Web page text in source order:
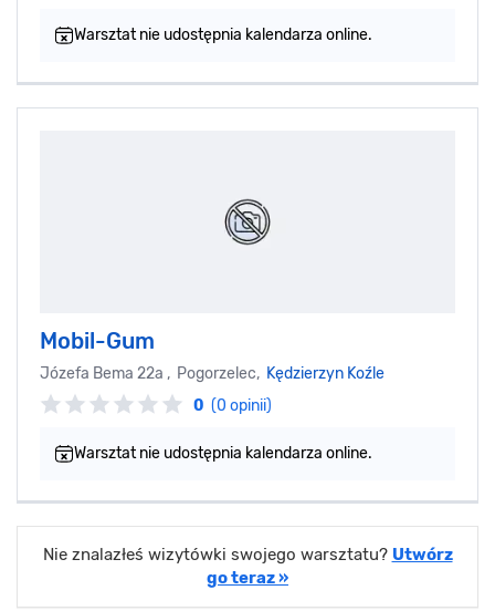
Warsztat nie udostępnia kalendarza online.
Mobil-Gum
Józefa Bema 22a , Pogorzelec, Kędzierzyn Koźle
0 (0 opinii)
Warsztat nie udostępnia kalendarza online.
Nie znalazłeś wizytówki swojego warsztatu? Utwórz
go teraz »